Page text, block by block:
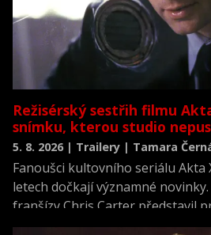
Režisérský sestřih filmu
snímku, kterou studio
5. 8. 2026 | Trailery | Tamara
Fanoušci kultovního seriálu Akta
letech dočkají významné
franšízy Chris Carter představil
neviděné režisérské verzi filmu